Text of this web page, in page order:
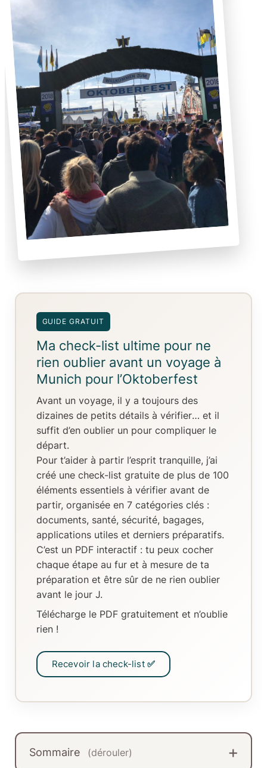
GUIDE GRATUIT
Ma check-list ultime pour ne
rien oublier avant un voyage à
Munich pour l’Oktoberfest
Avant un voyage, il y a toujours des
dizaines de petits détails à vérifier… et il
suffit d’en oublier un pour compliquer le
départ.
Pour t’aider à partir l’esprit tranquille, j’ai
créé une check-list gratuite de plus de 100
éléments essentielsà vérifier avant de
partir, organisée en 7 catégories clés:
documents, santé, sécurité, bagages,
applications utiles et derniers préparatifs.
C’est un PDF interactif: tu peux cocher
chaque étape au fur et à mesure de ta
préparationet être sûr de ne rien oublier
avant le jour J.
Télécharge le PDF gratuitement et n’oublie
rien !
Recevoir la check-list ✅
Sommaire (dérouler)